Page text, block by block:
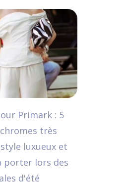
Primark : 5
très
luxueux et
porter lors des
d'été